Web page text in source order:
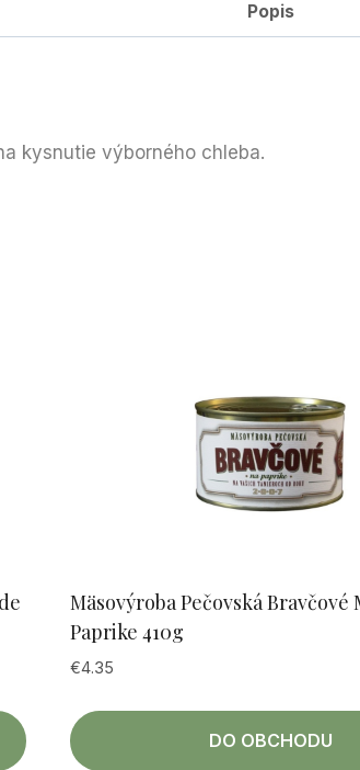
Popis
kysnutie výborného chleba.
Mäsovýroba Pečovská Bravčové
Paprike 410g
€4.35
DO OBCHODU